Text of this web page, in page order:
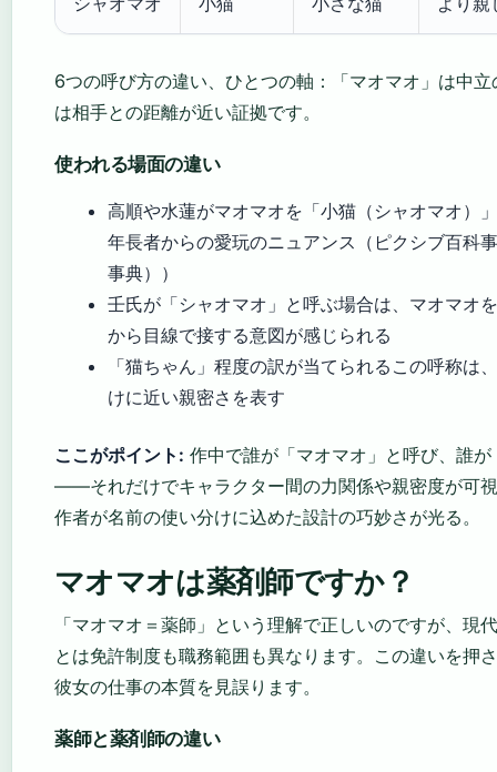
6つの呼び方の違い、ひとつの軸：「マオマオ」は中
は相手との距離が近い証拠です。
使われる場面の違い
高順や水蓮がマオマオを「小猫（シャオマオ）
年長者からの愛玩のニュアンス（ピクシブ百科
事典））
壬氏が「シャオマオ」と呼ぶ場合は、マオマオ
から目線で接する意図が感じられる
「猫ちゃん」程度の訳が当てられるこの呼称は
けに近い親密さを表す
ここがポイント: 作中で誰が「マオマオ」と呼び、誰
——それだけでキャラクター間の力関係や親密度が可
作者が名前の使い分けに込めた設計の巧妙さが光る。
マオマオは薬剤師ですか？
「マオマオ＝薬師」という理解で正しいのですが、現
とは免許制度も職務範囲も異なります。この違いを押
彼女の仕事の本質を見誤ります。
薬師と薬剤師の違い